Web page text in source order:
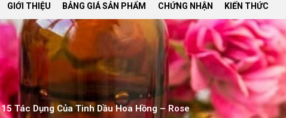
GIỚI THIỆU BẢNG GIÁ SẢN PHẨM CHỨNG NHẬN KIẾN THỨC
15 Tác Dụng Của Tinh Dầu Hoa Hồng – Rose